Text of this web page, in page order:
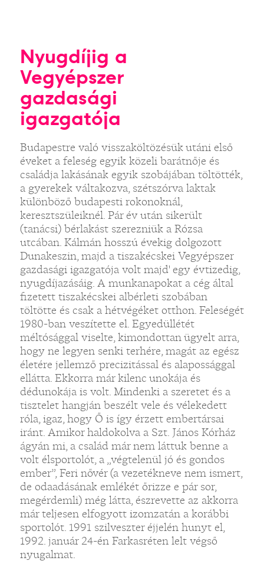
Nyugdíjig a
Vegyépszer
gazdasági
igazgatója
Budapestre való visszaköltözésük utáni első
éveket a feleség egyik közeli barátnője és
családja lakásának egyik szobájában töltötték,
a gyerekek váltakozva, szétszórva laktak
különböző budapesti rokonoknál,
keresztszüleiknél. Pár év után sikerült
(tanácsi) bérlakást szerezniük a Rózsa
utcában. Kálmán hosszú évekig dolgozott
Dunakeszin, majd a tiszakécskei Vegyépszer
gazdasági igazgatója volt majd' egy évtizedig,
nyugdíjazásáig. A munkanapokat a cég által
fizetett tiszakécskei albérleti szobában
töltötte és csak a hétvégéket otthon. Feleségét
1980-ban veszítette el. Egyedüllétét
méltósággal viselte, kimondottan ügyelt arra,
hogy ne legyen senki terhére, magát az egész
életére jellemző precizitással és alapossággal
ellátta. Ekkorra már kilenc unokája és
dédunokája is volt. Mindenki a szeretet és a
tisztelet hangján beszélt vele és vélekedett
róla, igaz, hogy Ő is így érzett embertársai
iránt. Amikor haldokolva a Szt. János Kórház
ágyán mi, a család már nem láttuk benne a
volt élsportolót, a „végtelenül jó és gondos
ember”, Feri nővér (a vezetékneve nem ismert,
de odaadásának emlékét őrizze e pár sor,
megérdemli) még látta, észrevette az akkorra
már teljesen elfogyott izomzatán a korábbi
sportolót. 1991 szilveszter éjjelén hunyt el,
1992. január 24-én Farkasréten lelt végső
nyugalmat.